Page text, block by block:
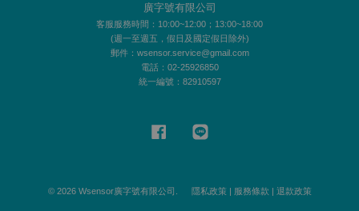
廣字號有限公司
客服服務時間：10:00~12:00；13:00~18:00
(週一至週五，假日及國定假日除外)
郵件：wsensor.service@gmail.com
電話：02-25926850
統一編號：82910597
Facebook
© 2026 Wsensor廣字號有限公司. 隱私政策| 服務條款 | 退款政策